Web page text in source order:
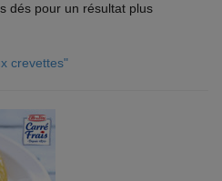
dés pour un résultat plus
crevettes"